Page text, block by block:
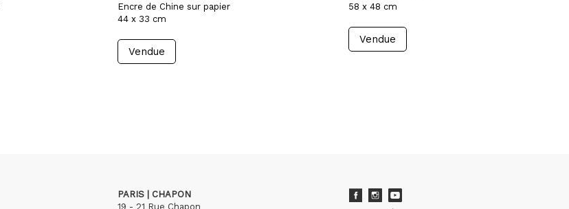
Encre de Chine sur papier
44 x 33 cm
Vendue
58 x 48 cm
Vendue
PARIS | CHAPON
19 - 21 Rue Chapon